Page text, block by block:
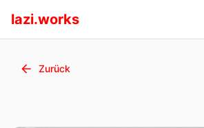
lazi.works
Zurück